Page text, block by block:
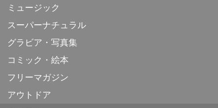
ミュージック
スーパーナチュラル
グラビア・写真集
コミック・絵本
フリーマガジン
アウトドア